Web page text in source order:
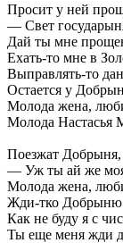
Просит у ней
— Свет
Дай ты мне
Ехать-то мне в
Выправлять-то
Остается у
Молода жена,
Молода Настасья
Поезжат Добрыня,
— Уж ты ай же
Молода жена,
Жди-тко Добрыню
Как не буду я с
Ты еще меня жди